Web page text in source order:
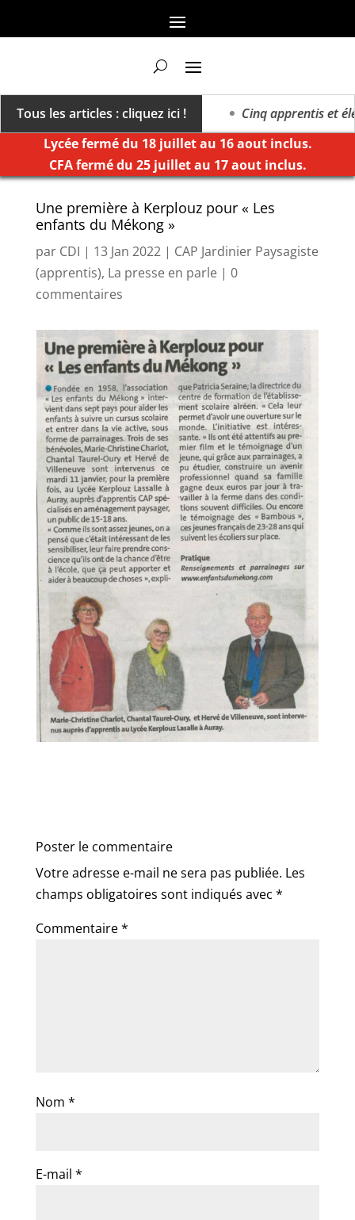
Tous les articles : cliquez ici !
vers un millésime des extrêmes »
Cinq apprentis et
Lycée fermé du 18 juillet au 16 aout inclus.
CFA fermé du 25 juillet au 17 aout inclus.
Une première à Kerplouz pour « Les
enfants du Mékong »
par CDI | 13 Jan 2022| CAP Jardinier Paysagiste
(apprentis), La presse en parle| 0
commentaires
Poster le commentaire
Votre adresse e-mail ne sera pas publiée. Les
champs obligatoires sont indiqués avec *
Commentaire*
Nom *
E-mail *